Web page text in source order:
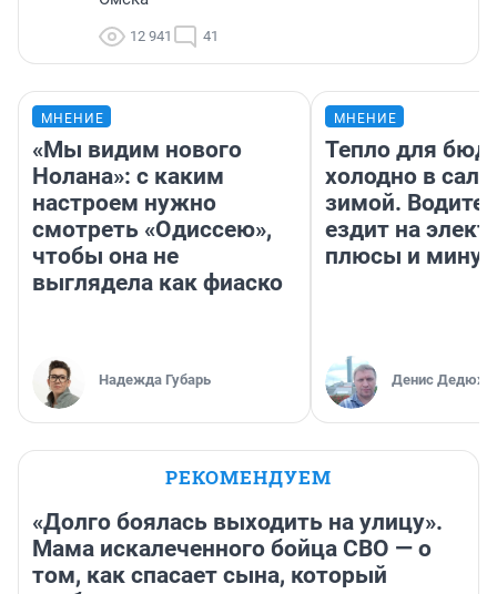
12 941 41
МНЕНИЕ
«Мы видим нового
Нолана»: с каким
настроем нужно
смотреть «Одиссею»,
чтобы она не
выглядела как фиаско
Надежда Губарь
МНЕНИЕ
Тепло для
холодно в
зимой.
ездит на
плюсы и
Денис
РЕКОМЕНДУЕМ
«Долго боялась выходить на улицу».
Мама искалеченного бойца СВО — о
том, как спасает сына, который